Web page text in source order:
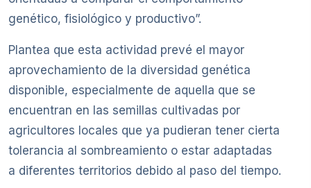
genético, fisiológico y productivo”.
Plantea que esta actividad prevé el mayor
aprovechamiento de la diversidad genética
disponible, especialmente de aquella que se
encuentran en las semillas cultivadas por
agricultores locales que ya pudieran tener cierta
tolerancia al sombreamiento o estar adaptadas
a diferentes territorios debido al paso del tiempo.